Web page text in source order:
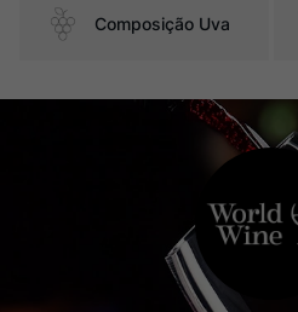
Composição Uva